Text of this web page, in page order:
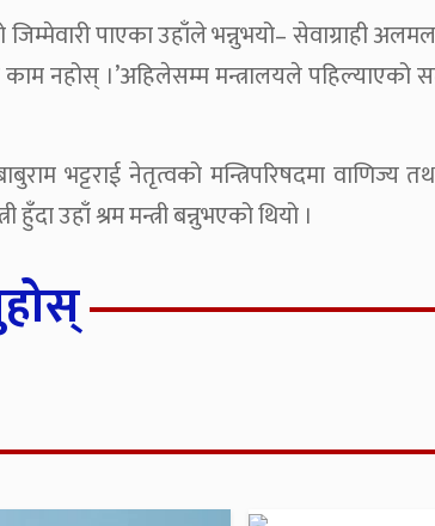
जिम्मेवारी पाएका उहाँले भन्नुभयो– सेवाग्राही
नहोस् ।’अहिलेसम्म मन्त्रालयले पहिल्याएको
भट्टराई नेतृत्वको मन्त्रिपरिषदमा वाणिज्य
हुँदा उहाँ श्रम मन्त्री बन्नुभएको थियो ।